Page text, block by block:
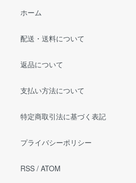
ホーム
配送・送料について
返品について
支払い方法について
特定商取引法に基づく表記
プライバシーポリシー
RSS / ATOM